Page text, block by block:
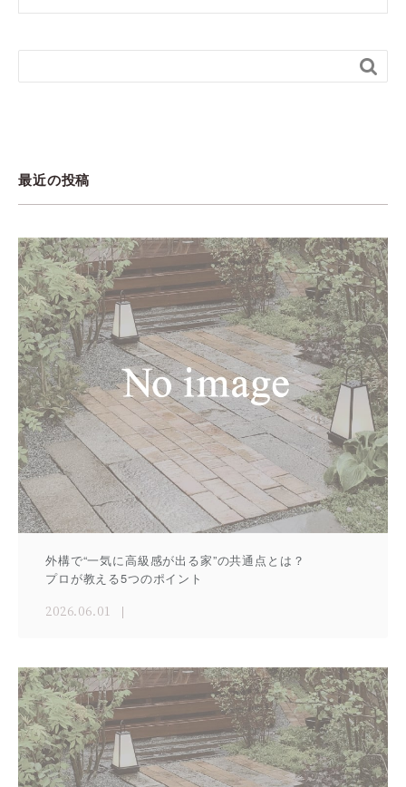

最近の投稿
外構で“一気に高級感が出る家”の共通点とは？
プロが教える5つのポイント
2026.06.01